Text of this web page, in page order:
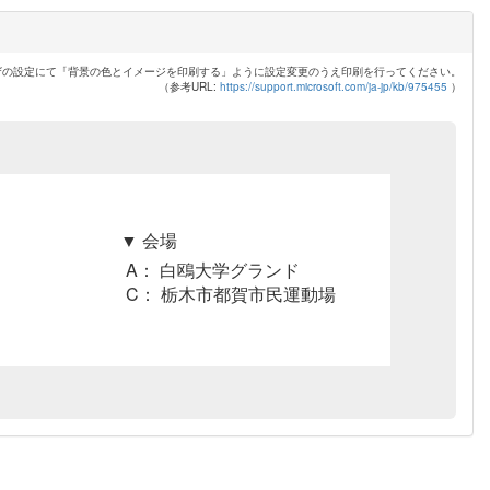
設定にて「背景の色とイメージを印刷する」ように設定変更のうえ印刷を行ってください。
（参考URL: https://support.microsoft.com/ja-jp/kb/975455 ）
▼ 会場
A： 白鴎大学グランド
C： 栃木市都賀市民運動場